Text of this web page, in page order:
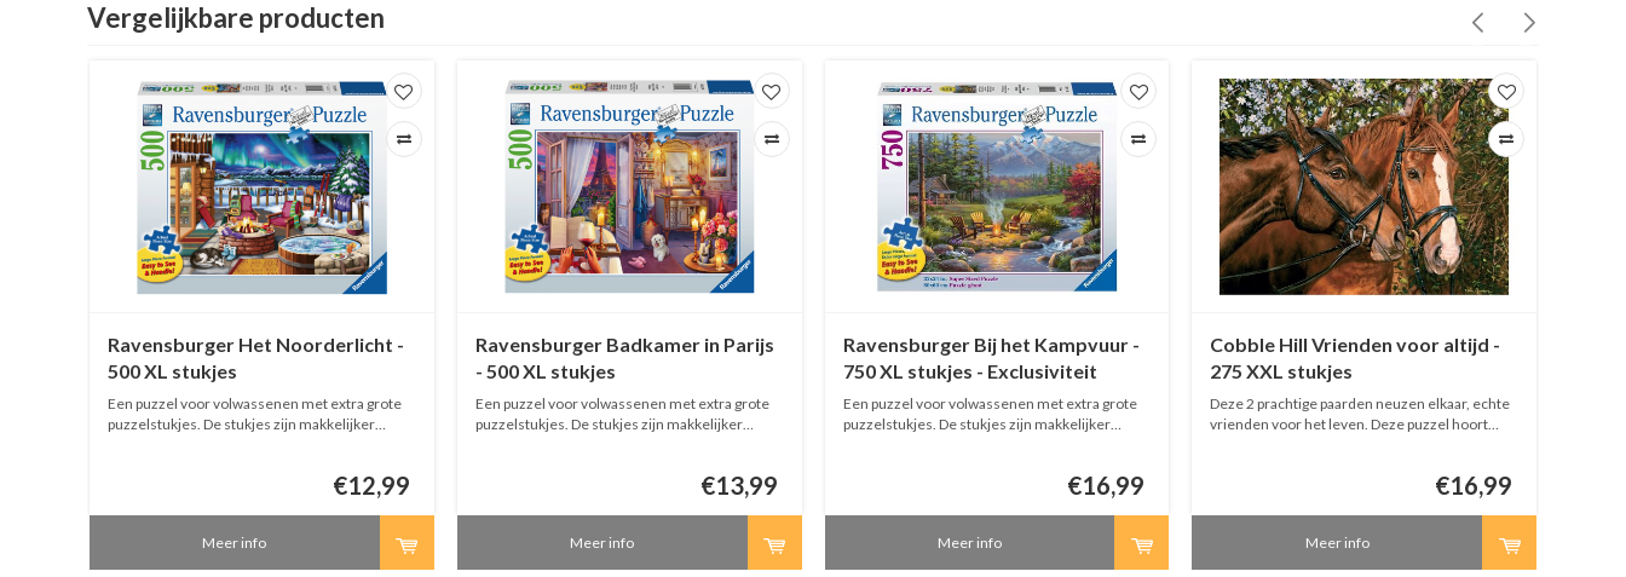
Vergelijkbare producten
Ravensburger Het Noorderlicht -
500 XL stukjes
Een puzzel voor volwassenen met extra grote
puzzelstukjes. De stukjes zijn makkelijker
€12,99
Meer info
Ravensburger Badkamer in Parijs
- 500 XL stukjes
Een puzzel voor volwassenen met extra grote
puzzelstukjes. De stukjes zijn makkelijker
€13,99
Meer info
Ravensburger Bij het Kampvuur -
750 XL stukjes - Exclusiviteit
Een puzzel voor volwassenen met extra grote
puzzelstukjes. De stukjes zijn makkelijker
stukjes. Elk stukje is dubbel zo groot als een
€16,99
Meer info
Cobble Hill Vrienden voor altijd -
275 XXL stukjes
Deze 2 prachtige paarden neuzen elkaar, echte
vrienden voor het leven. Deze puzzel hoort
puzzel zijn 4x zo groot als een standaard€16,99
Meer info